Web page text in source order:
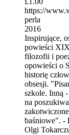
https://
perla
2016
Inspirujące,
powieści
filozofii i
opowieści o
historię
obsesji.
szkole. Inną
na
baśniowe". -
Olgi